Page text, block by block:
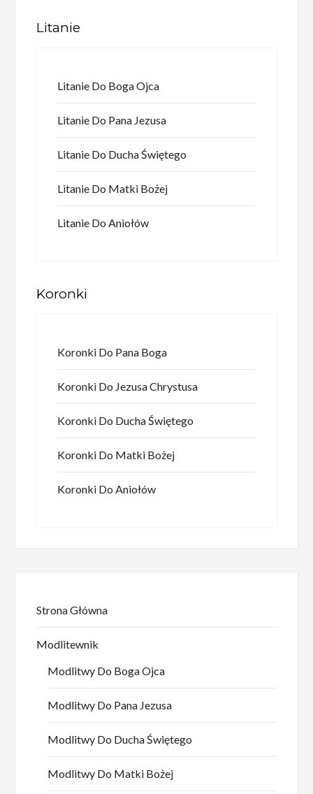
Litanie
Litanie Do Boga Ojca
Litanie Do Pana Jezusa
Litanie Do Ducha Świętego
Litanie Do Matki Bożej
Litanie Do Aniołów
Koronki
Koronki Do Pana Boga
Koronki Do Jezusa Chrystusa
Koronki Do Ducha Świętego
Koronki Do Matki Bożej
Koronki Do Aniołów
Strona Główna
Modlitewnik
Modlitwy Do Boga Ojca
Modlitwy Do Pana Jezusa
Modlitwy Do Ducha Świętego
Modlitwy Do Matki Bożej